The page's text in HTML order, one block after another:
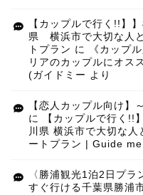
【カップルで行く!!】
県 横浜市で大切な人
トプラン に 《カップ
リアのカップルにオス
(ガイドミー より
【恋人カップル向け
に
【カップルで行く!!
川県 横浜市で大切な
ートプラン | Guide
〈勝浦観光1泊2日プ
すぐ行ける千葉県勝浦